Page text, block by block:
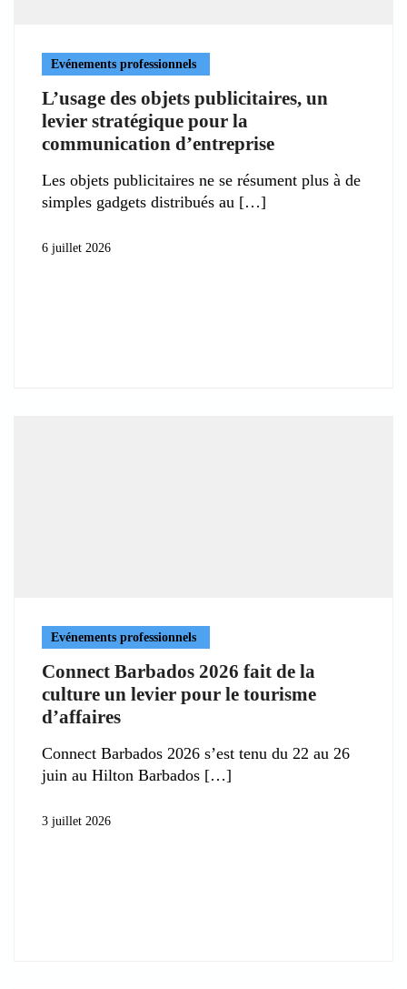
Evénements professionnels
L’usage des objets publicitaires, un
levier stratégique pour la
communication d’entreprise
Les objets publicitaires ne se résument plus à de
simples gadgets distribués au
6 juillet 2026
Evénements professionnels
Connect Barbados 2026 fait de la
culture un levier pour le tourisme
d’affaires
Connect Barbados 2026 s’est tenu du 22 au 26
juin au Hilton Barbados
3 juillet 2026